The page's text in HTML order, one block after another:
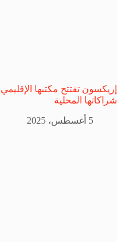
إريكسون تفتتح مكتبها
شراكاتها المحلية
5 أغسطس، 2025